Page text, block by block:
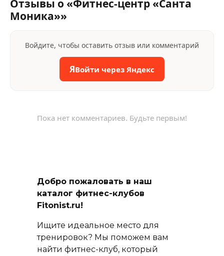
Отзывы о «Фитнес-центр «Санта
Моника»»
Войдите, чтобы оставить отзыв или комментарий
ЯВойти через Яндекс
Пока нет комментариев. Будьте первым!
Добро пожаловать в наш
каталог фитнес-клубов
Fitonist.ru!
Ищите идеальное место для
тренировок? Мы поможем вам
найти фитнес-клуб, который